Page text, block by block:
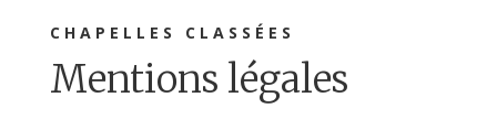
CHAPELLES CLASSÉES
Mentions légales